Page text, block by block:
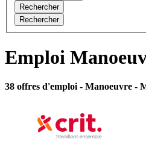
Rechercher
Rechercher
Emploi
38 offres d'emploi - Manoeuvre -